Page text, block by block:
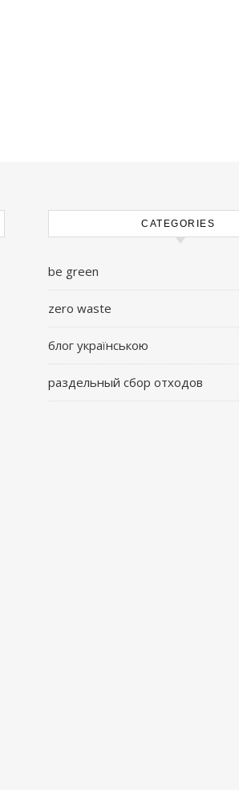
CATEGORIES
be green
zero waste
блог українською
раздельный сбор отходов